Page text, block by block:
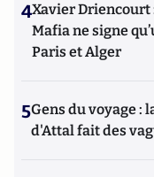
4Xavier Driencourt
Mafia ne signe
Paris et Alger
5Gens du voyage :
d'Attal fait des